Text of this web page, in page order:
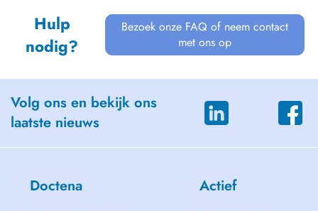
Hulp
nodig?
Bezoek onze FAQ of neem contact
met ons op
Volg ons en bekijk ons
laatste nieuws
Doctena Actief